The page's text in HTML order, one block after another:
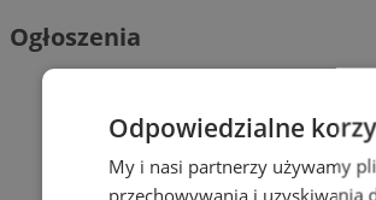
Ogłoszenia
Odpowiedzialne
My i nasi partnerzy używamy
przechowywania i